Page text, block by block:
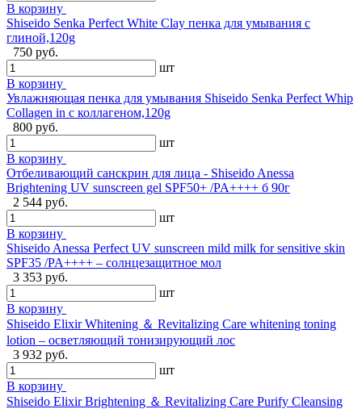
В корзину
Shiseido Senka Perfect White Clay пенка для умывания с
глиной,120g
750 руб.
шт
В корзину
Увлажняющая пенка для умывания Shiseido Senka Perfect Whip
Collagen in с коллагеном,120g
800 руб.
шт
В корзину
Отбеливающий санскрин для лица - Shiseido Anessa
Brightening UV sunscreen gel SPF50+ /PA++++ б 90г
2 544 руб.
шт
В корзину
Shiseido Anessa Perfect UV sunscreen mild milk for sensitive skin
SPF35 /PA++++ – солнцезащитное мол
3 353 руб.
шт
В корзину
Shiseido Elixir Whitening ＆ Revitalizing Care whitening toning
lotion – осветляющий тонизирующий лос
3 932 руб.
шт
В корзину
Shiseido Elixir Brightening ＆ Revitalizing Care Purify Cleansing